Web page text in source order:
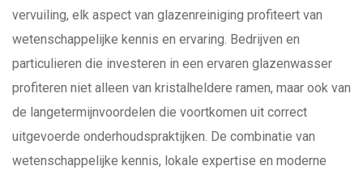
vervuiling, elk aspect van glazenreiniging profiteert van
wetenschappelijke kennis en ervaring. Bedrijven en
particulieren die investeren in een ervaren glazenwasser
profiteren niet alleen van kristalheldere ramen, maar ook van
de langetermijnvoordelen die voortkomen uit correct
uitgevoerde onderhoudspraktijken. De combinatie van
wetenschappelijke kennis, lokale expertise en moderne